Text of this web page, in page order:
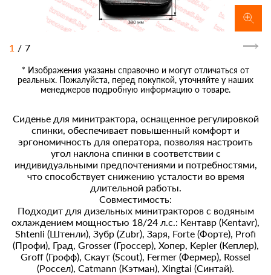
1 / 7
* Изображения указаны справочно и могут отличаться от
реальных. Пожалуйста, перед покупкой, уточняйте у наших
менеджеров подробную информацию о товаре.
Сиденье для минитрактора, оснащенное регулировкой
спинки, обеспечивает повышенный комфорт и
эргономичность для оператора, позволяя настроить
угол наклона спинки в соответствии с
индивидуальными предпочтениями и потребностями,
что способствует снижению усталости во время
длительной работы.
Совместимость:
Подходит для дизельных минитракторов с водяным
охлаждением мощностью 18/24 л.с.: Кентавр (Kentavr),
Shtenli (Штенли), Зубр (Zubr), Заря, Forte (Форте), Profi
(Профи), Град, Grosser (Гроссер), Хопер, Kepler (Кеплер),
Groff (Грофф), Скаут (Scout), Fermer (Фермер), Rossel
(Россел), Catmann (Кэтман), Xingtai (Синтай).